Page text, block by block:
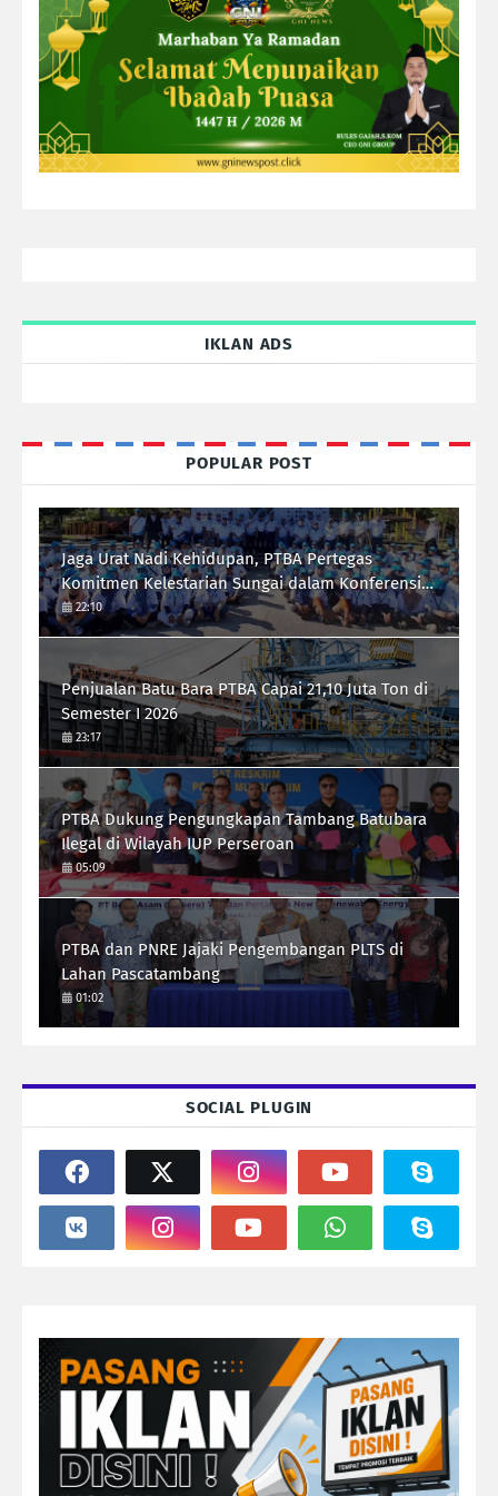
IKLAN ADS
POPULAR POST
Jaga Urat Nadi Kehidupan, PTBA Pertegas
Komitmen Kelestarian Sungai dalam Konferensi
Sungai Indonesia 2026
22:10
Penjualan Batu Bara PTBA Capai 21,10 Juta Ton di
Semester I 2026
23:17
PTBA Dukung Pengungkapan Tambang Batubara
Ilegal di Wilayah IUP Perseroan
05:09
PTBA dan PNRE Jajaki Pengembangan PLTS di
Lahan Pascatambang
01:02
SOCIAL PLUGIN